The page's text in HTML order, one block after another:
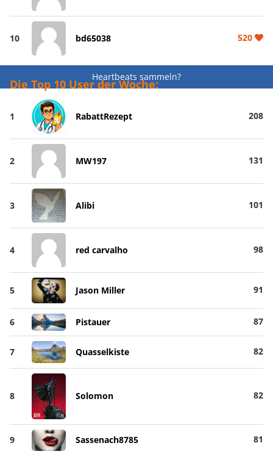
10 bd65038 520
Heartbeats sammeln?
Die Top 10 User der Woche:
1 RabattRezept 208
2 MW197 131
3 Alibi 101
4 red carvalho 98
5 Jason Miller 91
6 Pistauer 87
7 Quasselkiste 82
8 Solomon 82
9 Sassenach8785 81